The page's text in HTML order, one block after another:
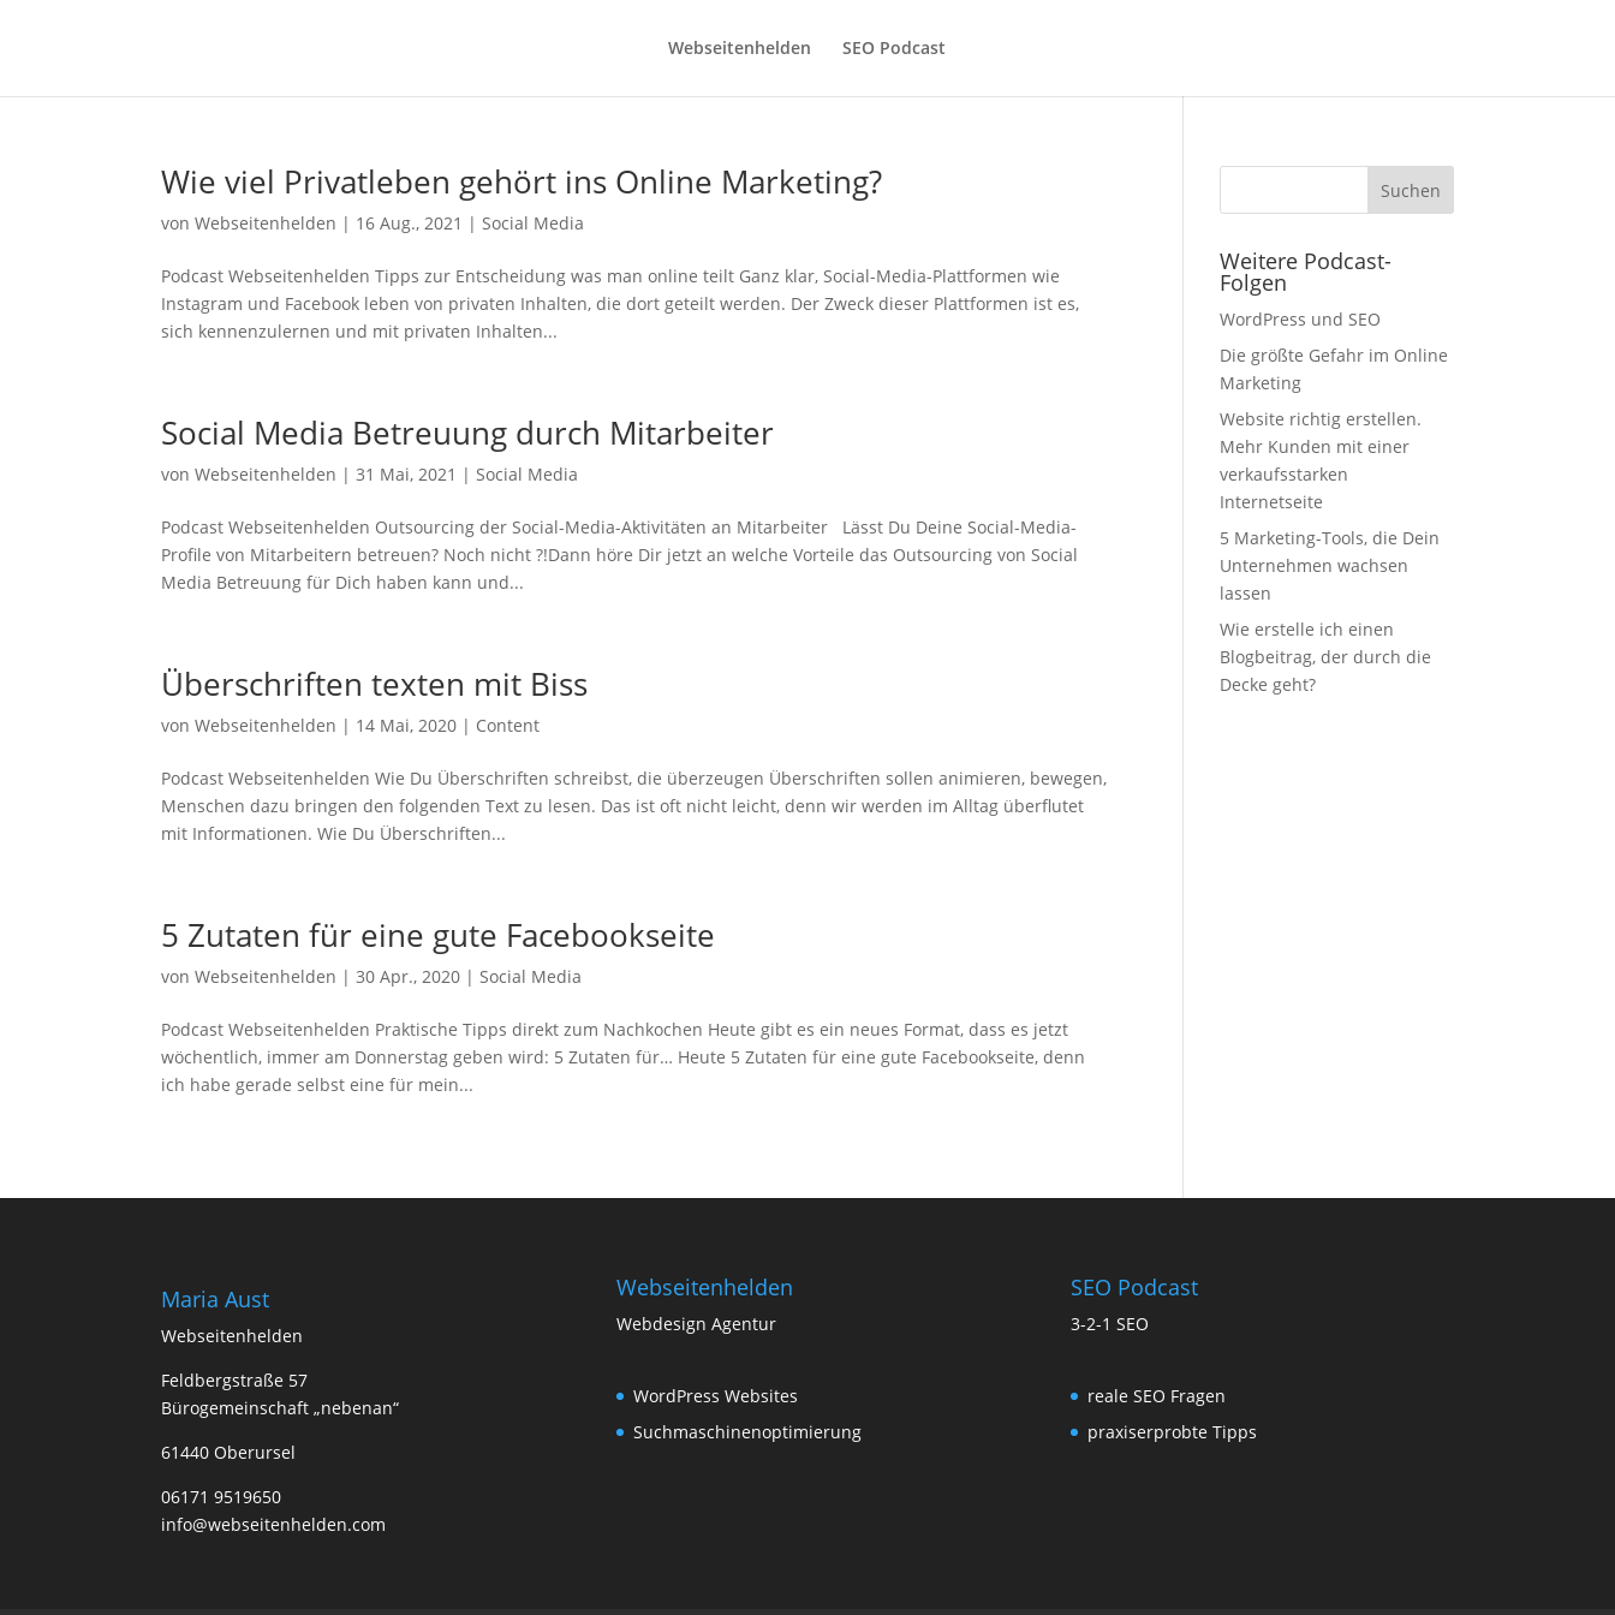
Webseitenhelden SEO Podcast
Wie viel Privatleben gehört ins Online Marketing?
vonWebseitenhelden | 16 Aug., 2021 |Social Media
Podcast Webseitenhelden Tipps zur Entscheidung was man online teilt Ganz klar, Social-Media-Plattformen wie
Instagram und Facebook leben von privaten Inhalten, die dort geteilt werden. Der Zweck dieser Plattformen ist es,
sich kennenzulernen und mit privaten Inhalten...
Social Media Betreuung durch Mitarbeiter
vonWebseitenhelden |31 Mai, 2021 |Social Media
Podcast Webseitenhelden Outsourcing der Social-Media-Aktivitäten an Mitarbeiter Lässt Du Deine Social-Media-
Profile von Mitarbeitern betreuen? Noch nicht ?!Dann höre Dir jetzt an welche Vorteile das Outsourcing von Social
Media Betreuung für Dich haben kann und...
Überschriften texten mit Biss
vonWebseitenhelden | 14 Mai, 2020 | Content
Podcast Webseitenhelden Wie Du Überschriften schreibst, die überzeugen Überschriften sollen animieren, bewegen,
Menschen dazu bringen den folgenden Text zu lesen. Das ist oft nicht leicht, denn wir werden im Alltag überflutet
mit Informationen. Wie Du Überschriften...
5 Zutaten für eine gute Facebookseite
vonWebseitenhelden |30 Apr., 2020 |Social Media
Podcast Webseitenhelden Praktische Tipps direkt zum Nachkochen Heute gibt es ein neues Format, dass es jetzt
wöchentlich, immer am Donnerstag geben wird: 5 Zutaten für… Heute 5 Zutaten für eine gute Facebookseite, denn
ich habe gerade selbst eine für mein...
Weitere Podcast-
Folgen
WordPress und SEO
Die größte Gefahr im Online
Marketing
Website richtig erstellen.
Mehr Kunden mit einer
verkaufsstarken
Internetseite
5 Marketing-Tools, die Dein
Unternehmen wachsen
lassen
Wie erstelle ich einen
Blogbeitrag, der durch die
Decke geht?
Maria Aust
Webseitenhelden
Feldbergstraße 57
Bürogemeinschaft „nebenan“
61440 Oberursel
06171 9519650
info@webseitenhelden.com
Webseitenhelden
Webdesign Agentur
WordPress Websites
Suchmaschinenoptimierung
SEO Podcast
3-2-1 SEO
reale SEO Fragen
praxiserprobte Tipps